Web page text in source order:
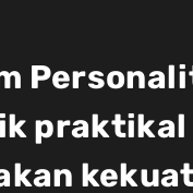
praktikal